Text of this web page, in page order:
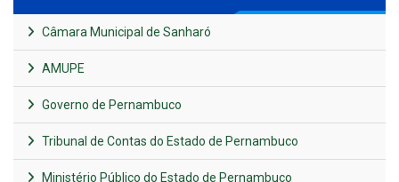
Câmara Municipal de Sanharó
AMUPE
Governo de Pernambuco
Tribunal de Contas do Estado de Pernambuco
Ministério Público do Estado de Pernambuco